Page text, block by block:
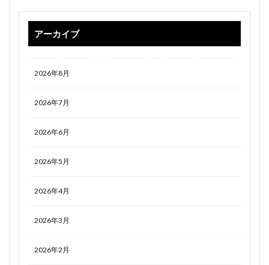
アーカイブ
2026年8月
2026年7月
2026年6月
2026年5月
2026年4月
2026年3月
2026年2月